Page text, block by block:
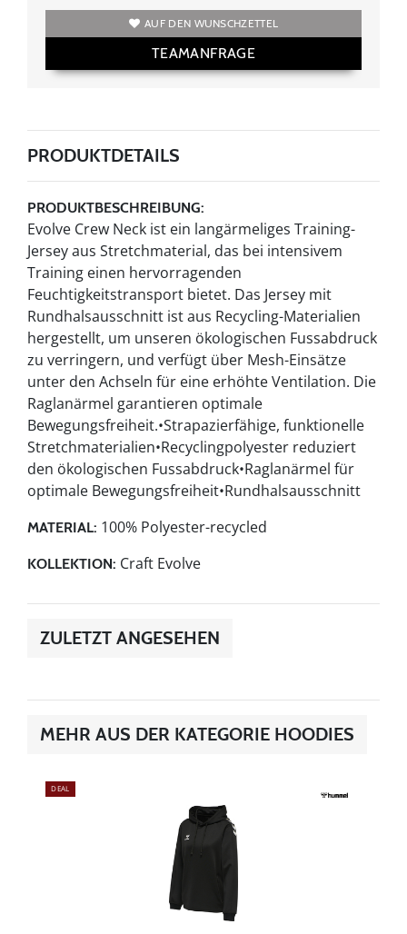
AUF DEN WUNSCHZETTEL
TEAMANFRAGE
PRODUKTDETAILS
PRODUKTBESCHREIBUNG:
Evolve Crew Neck ist ein langärmeliges Training-
Jersey aus Stretchmaterial, das bei intensivem
Training einen hervorragenden
Feuchtigkeitstransport bietet. Das Jersey mit
Rundhalsausschnitt ist aus Recycling-Materialien
hergestellt, um unseren ökologischen Fussabdruck
zu verringern, und verfügt über Mesh-Einsätze
unter den Achseln für eine erhöhte Ventilation. Die
Raglanärmel garantieren optimale
Bewegungsfreiheit.•Strapazierfähige, funktionelle
Stretchmaterialien•Recyclingpolyester reduziert
den ökologischen Fussabdruck•Raglanärmel für
optimale Bewegungsfreiheit•Rundhalsausschnitt
MATERIAL: 100% Polyester-recycled
KOLLEKTION: Craft Evolve
ZULETZT ANGESEHEN
MEHR AUS DER KATEGORIE HOODIES
DEAL